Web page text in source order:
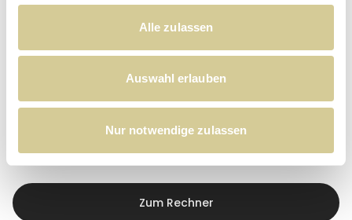
Alle zulassen
Auswahl erlauben
Nur notwendige zulassen
Zum Rechner